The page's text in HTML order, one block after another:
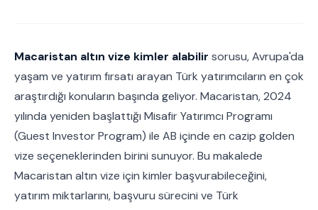
Macaristan altın vize kimler alabilir sorusu, Avrupa'da
yaşam ve yatırım fırsatı arayan Türk yatırımcıların en çok
araştırdığı konuların başında geliyor. Macaristan, 2024
yılında yeniden başlattığı Misafir Yatırımcı Programı
(Guest Investor Program) ile AB içinde en cazip golden
vize seçeneklerinden birini sunuyor. Bu makalede
Macaristan altın vize için kimler başvurabileceğini,
yatırım miktarlarını, başvuru sürecini ve Türk